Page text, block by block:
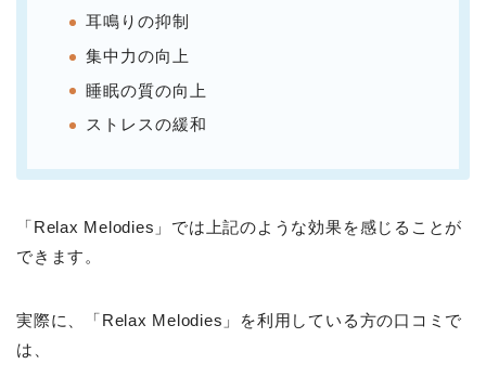
耳鳴りの抑制
集中力の向上
睡眠の質の向上
ストレスの緩和
「Relax Melodies」では上記のような効果を感じることが
できます。
実際に、「Relax Melodies」を利用している方の口コミで
は、